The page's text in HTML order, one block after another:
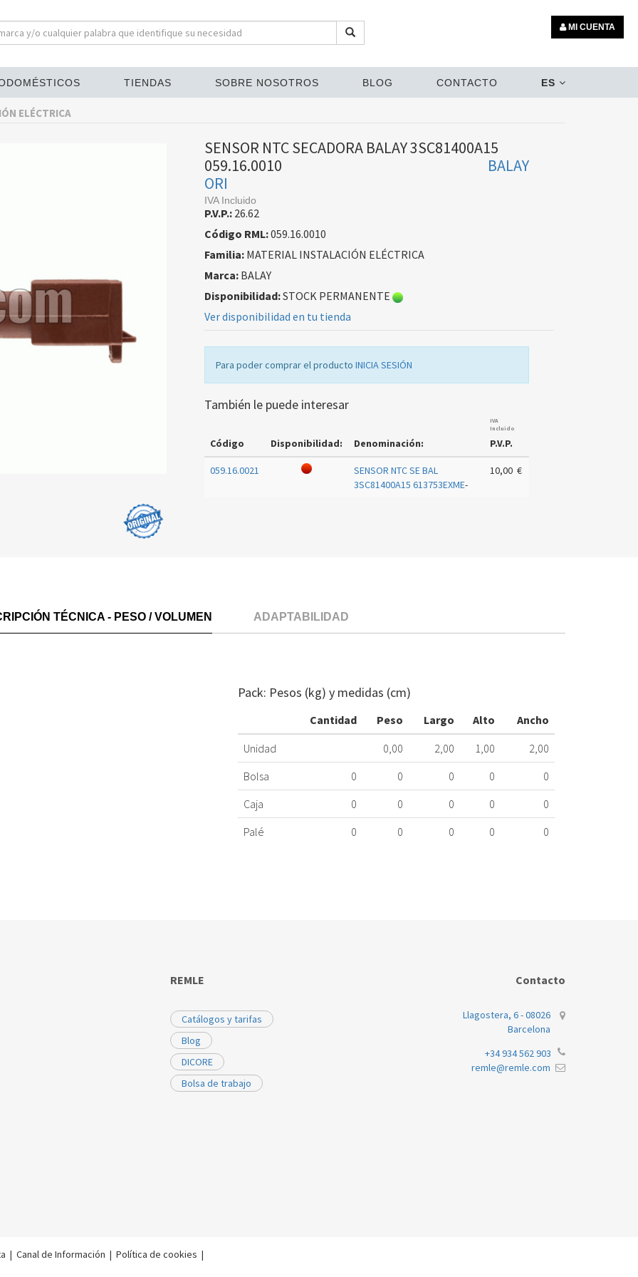
MI CUENTA
TIENDAS SOBRE NOSOTROS BLOG CONTACTO ES
ELÉCTRICA
SENSOR NTC SECADORA BALAY 3SC81400A15
059.16.0010
BALAY
ORI
IVA Incluido
P.V.P.: 26.62
Código RML:059.16.0010
Familia:MATERIAL INSTALACIÓN ELÉCTRICA
Marca:BALAY
Disponibilidad:STOCK PERMANENTE
Ver disponibilidad en tu tienda
Para poder comprar el producto INICIA SESIÓN
También le puede interesar
Código Disponibilidad: Denominación:
IVA
Incluido
P.V.P.
059.16.0021
SENSOR NTC SE BAL
3SC81400A15 613753EXME-
10,00 €
TÉCNICA - PESO / VOLUMEN ADAPTABILIDAD
Pack: Pesos (kg) y medidas (cm)
Cantidad Peso Largo Alto
Ancho
Unidad
0,00 2,00 1,00
2,00
Bolsa
0 0 0 0
0
Caja
0 0 0 0
0
Palé
0 0 0 0 0
REMLE
Catálogos y tarifas
Blog
DICORE
Bolsa de trabajo
Contacto
Llagostera, 6 - 08026
Barcelona
+34 934 562 903
remle@remle.com
| Canal de Información | Política de cookies |